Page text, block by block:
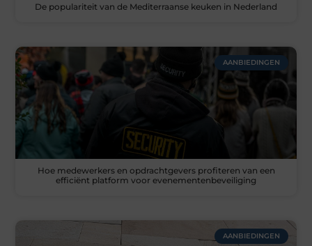
De populariteit van de Mediterraanse keuken in Nederland
AANBIEDINGEN
Hoe medewerkers en opdrachtgevers profiteren van een
efficiënt platform voor evenementenbeveiliging
AANBIEDINGEN